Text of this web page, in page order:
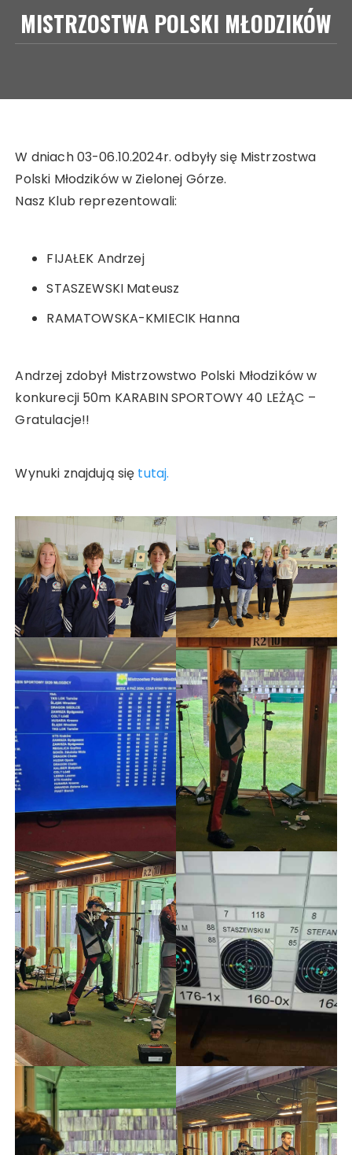
MISTRZOSTWA POLSKI MŁODZIKÓW
W dniach 03-06.10.2024r. odbyły się Mistrzostwa
Polski Młodzików w Zielonej Górze.
Nasz Klub reprezentowali:
FIJAŁEK Andrzej
STASZEWSKI Mateusz
RAMATOWSKA-KMIECIK Hanna
Andrzej zdobył Mistrzowstwo Polski Młodzików w
konkurecji 50m KARABIN SPORTOWY 40 LEŻĄC –
Gratulacje!!
Wynuki znajdują się tutaj.